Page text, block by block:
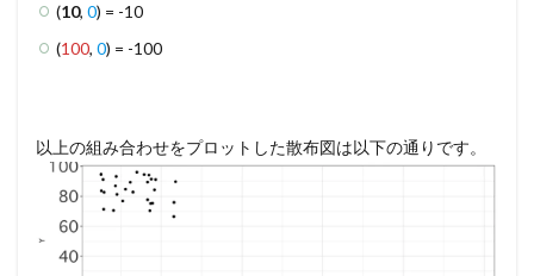
(10, 0) = -10
(100, 0) = -100
以上の組み合わせをプロットした散布図は以下の通りです。